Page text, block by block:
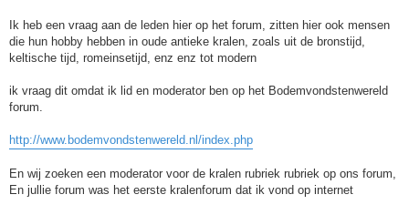
Ik heb een vraag aan de leden hier op het forum, zitten hier ook mensen
die hun hobby hebben in oude antieke kralen, zoals uit de bronstijd,
keltische tijd, romeinsetijd, enz enz tot modern
ik vraag dit omdat ik lid en moderator ben op het Bodemvondstenwereld
forum.
http://www.bodemvondstenwereld.nl/index.php
En wij zoeken een moderator voor de kralen rubriek rubriek op ons forum,
En jullie forum was het eerste kralenforum dat ik vond op internet